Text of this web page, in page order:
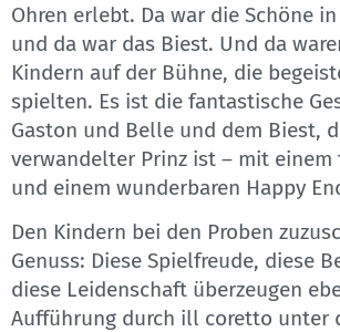
Ohren erlebt. Da war die Schöne
und da war das Biest. Und da
Kindern auf der Bühne, die
spielten. Es ist die fantastische
Gaston und Belle und dem Biest,
verwandelter Prinz ist – mit einem
und einem wunderbaren Happy
Den Kindern bei den Proben
Genuss: Diese Spielfreude, diese
diese Leidenschaft überzeugen
Aufführung durch ill coretto unter